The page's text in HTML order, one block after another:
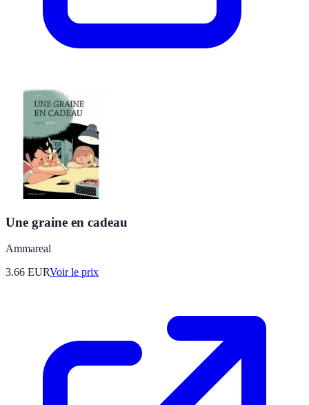
Une graine en cadeau
Ammareal
3.66 EURVoir le prix